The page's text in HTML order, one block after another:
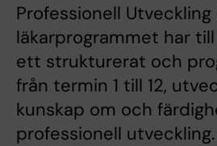
Professionell Utveckling
läkarprogrammet har
ett strukturerat och
från termin 1 till 12,
kunskap om och
professionell utveckling.